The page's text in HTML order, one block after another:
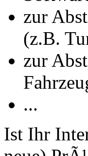
zur
(z.B.
zur
...
Ist Ihr